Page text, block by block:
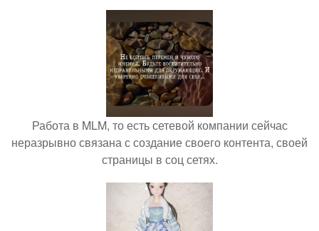
Работа в MLM, то есть сетевой компании сейчас
неразрывно связана с создание своего контента, своей
страницы в соц сетях.